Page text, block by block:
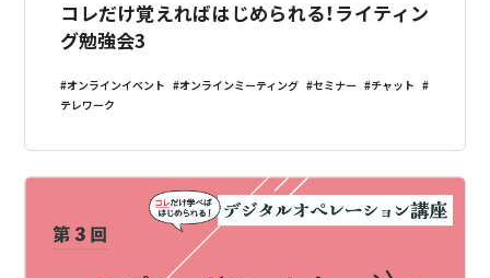
コレだけ覚えればはじめられる！ライティン
グ勉強会3
オンラインイベント オンラインミーティング セミナー
チャット
テレワーク